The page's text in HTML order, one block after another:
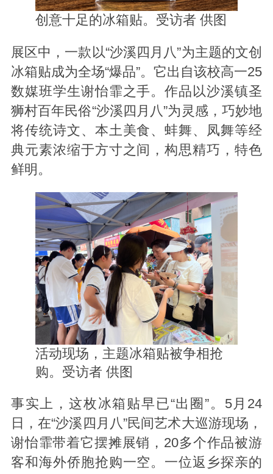
创意十足的冰箱贴。受访者 供图
展区中，一款以“沙溪四月八”为主题的文创
冰箱贴成为全场“爆品”。它出自该校高一25
数媒班学生谢怡霏之手。作品以沙溪镇圣
狮村百年民俗“沙溪四月八”为灵感，巧妙地
将传统诗文、本土美食、蚌舞、凤舞等经
典元素浓缩于方寸之间，构思精巧，特色
鲜明。
活动现场，主题冰箱贴被争相抢
购。受访者 供图
事实上，这枚冰箱贴早已“出圈”。5月24
日，在“沙溪四月八”民间艺术大巡游现场，
谢怡霏带着它摆摊展销，20多个作品被游
客和海外侨胞抢购一空。一位返乡探亲的